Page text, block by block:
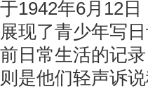
于1942年6月12
展现了青少年写
前日常生活的记
则是他们轻声诉